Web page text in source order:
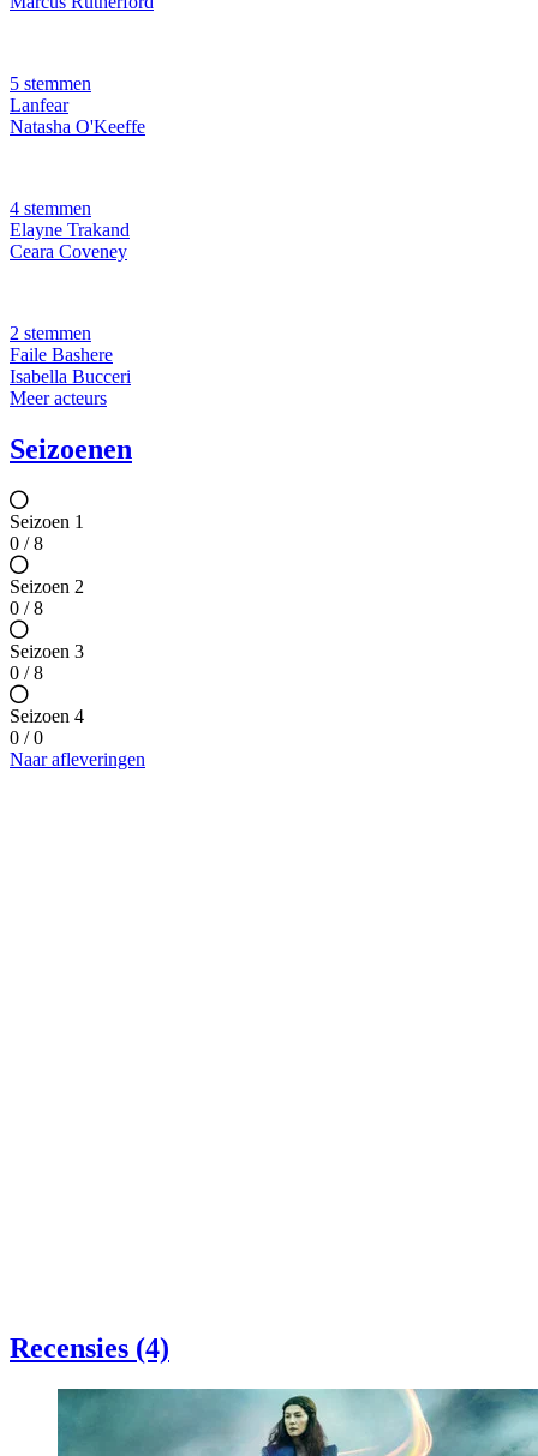
5 stemmen
Lanfear
Natasha O'Keeffe
4 stemmen
Elayne Trakand
Ceara Coveney
2 stemmen
Faile Bashere
Isabella Bucceri
Meer acteurs
Seizoenen
Seizoen 1
0 / 8
Seizoen 2
0 / 8
Seizoen 3
0 / 8
Seizoen 4
0 / 0
Naar afleveringen
Recensies (4)